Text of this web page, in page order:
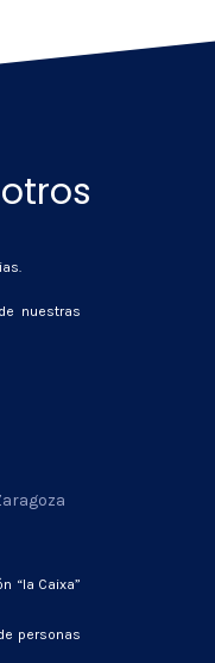
nuestras
“la Caixa”
personas